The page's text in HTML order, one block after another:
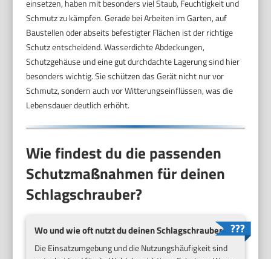
einsetzen, haben mit besonders viel Staub, Feuchtigkeit und
Schmutz zu kämpfen. Gerade bei Arbeiten im Garten, auf
Baustellen oder abseits befestigter Flächen ist der richtige
Schutz entscheidend. Wasserdichte Abdeckungen,
Schutzgehäuse und eine gut durchdachte Lagerung sind hier
besonders wichtig. Sie schützen das Gerät nicht nur vor
Schmutz, sondern auch vor Witterungseinflüssen, was die
Lebensdauer deutlich erhöht.
Wie findest du die passenden
Schutzmaßnahmen für deinen
Schlagschrauber?
Wo und wie oft nutzt du deinen Schlagschrauber?
Die Einsatzumgebung und die Nutzungshäufigkeit sind